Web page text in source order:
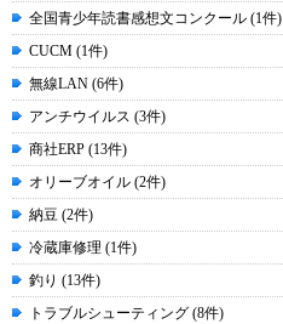
全国青少年読書感想文コンクール (1件)
CUCM (1件)
無線LAN (6件)
アンチウイルス (3件)
商社ERP (13件)
オリーブオイル (2件)
納豆 (2件)
冷蔵庫修理 (1件)
釣り (13件)
トラブルシューティング (8件)